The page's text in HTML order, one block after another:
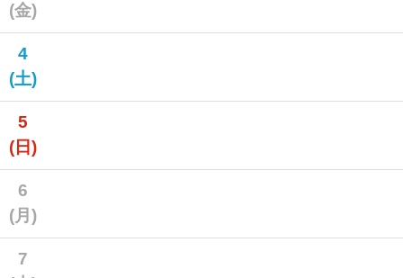
(金)
4
(土)
5
(日)
6
(月)
7